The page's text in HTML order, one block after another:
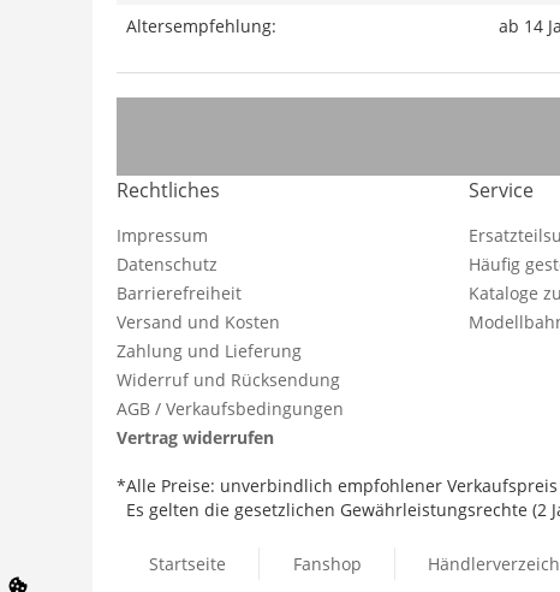
Altersempfehlung:
ab 14
Rechtliches
Impressum
Datenschutz
Barrierefreiheit
Versand und Kosten
Zahlung und Lieferung
Widerruf und Rücksendung
AGB / Verkaufsbedingungen
Vertrag widerrufen
Service
Häufig
Kataloge
*Alle Preise: unverbindlich empfohlener
Es gelten die gesetzlichen Gewährleistungsrechte
Startseite Fanshop